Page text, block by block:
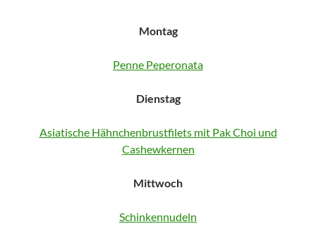
Montag
Penne Peperonata
Dienstag
Asiatische Hähnchenbrustfilets mit Pak Choi und
Cashewkernen
Mittwoch
Schinkennudeln